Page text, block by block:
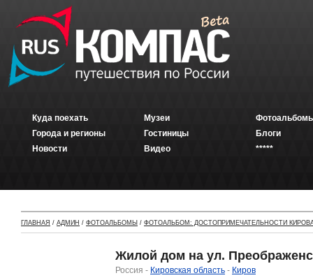
Куда поехать
Города и регионы
Новости
Музеи
Гостиницы
Видео
Блоги
*****
ГЛАВНАЯ / АДМИН / ФОТОАЛЬБОМЫ / ФОТОАЛЬБОМ: ДОСТОПРИМЕЧАТЕЛЬНОСТИ
Жилой дом на ул.
Россия - Кировская область - Киров